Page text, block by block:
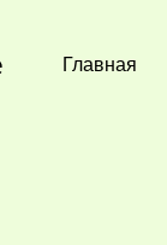
Главная